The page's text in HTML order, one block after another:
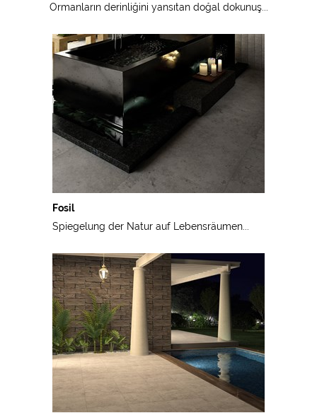
Ormanların derinliğini yansıtan doğal dokunuş...
Fosil
Spiegelung der Natur auf Lebensräumen...